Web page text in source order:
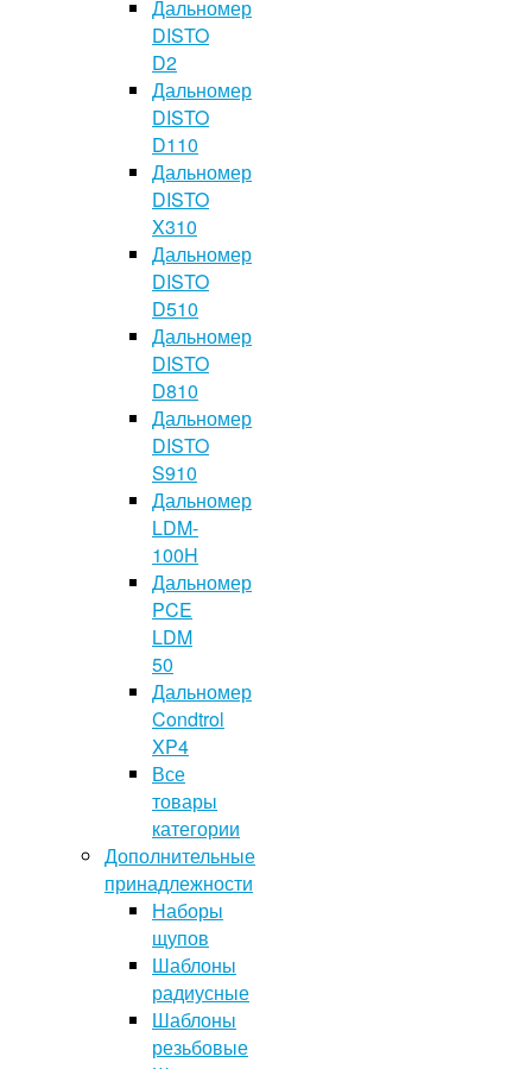
Дальномер
DISTO
D2
Дальномер
DISTO
D110
Дальномер
DISTO
X310
Дальномер
DISTO
D510
Дальномер
DISTO
D810
Дальномер
DISTO
S910
Дальномер
LDM-
100H
Дальномер
PCE
LDM
50
Дальномер
Condtrol
XP4
Все
товары
категории
Дополнительные
принадлежности
Наборы
щупов
Шаблоны
радиусные
Шаблоны
резьбовые